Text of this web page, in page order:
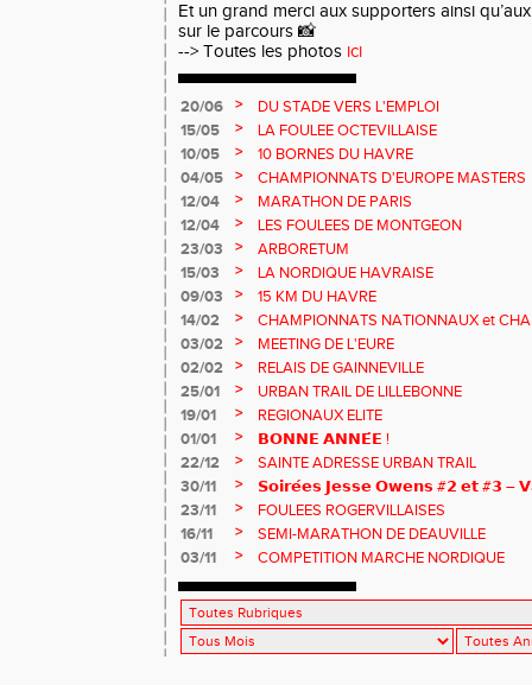
Et un grand merci aux supporters ainsi
sur le parcours 📸
--> Toutes les photos ici
20/06 >
DU STADE VERS L'EMPLOI
15/05
>
LA FOULEE OCTEVILLAISE
10/05
>
10 BORNES DU HAVRE
04/05
>
CHAMPIONNATS D'EUROPE MASTERS
12/04
>
MARATHON DE PARIS
12/04
>
LES FOULEES DE MONTGEON
23/03
>
ARBORETUM
15/03
>
LA NORDIQUE HAVRAISE
09/03
>
15 KM DU HAVRE
14/02
>
CHAMPIONNATS NATIONNAUX et
MASTERS
03/02 >
MEETING DE L'EURE
02/02
>
RELAIS DE GAINNEVILLE
25/01
>
URBAN TRAIL DE LILLEBONNE
19/01
>
REGIONAUX ELITE
01/01
>
𝗕𝗢𝗡𝗡𝗘 𝗔𝗡𝗡𝗘́𝗘 !
22/12
>
SAINTE ADRESSE URBAN TRAIL
30/11
>
𝗦𝗼𝗶𝗿𝗲́𝗲𝘀 𝗝𝗲𝘀𝘀𝗲 𝗢𝘄𝗲𝗻𝘀 #𝟮 𝗲𝘁 #𝟯 –
23/11
>
FOULEES ROGERVILLAISES
16/11
>
SEMI-MARATHON DE DEAUVILLE
03/11
> COMPETITION MARCHE NORDIQUE